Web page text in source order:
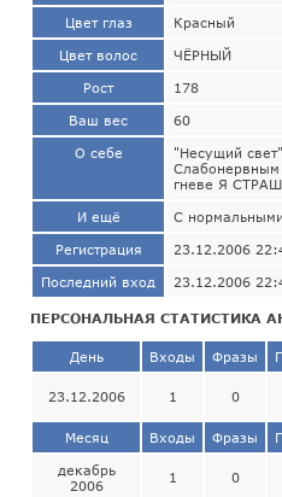
Цвет глаз Красный
Цвет волос ЧЁРНЫЙ
Рост 178
Ваш вес 60
О себе
"Несущий
Слабонервным
гневе Я
И ещё С
Регистрация 23.12.2006
Последний вход 23.12.2006
ПЕРСОНАЛЬНАЯ СТАТИСТИКА
День Входы Фразы
23.12.2006 1 0
Месяц Входы Фразы
декабрь
2006
1 0